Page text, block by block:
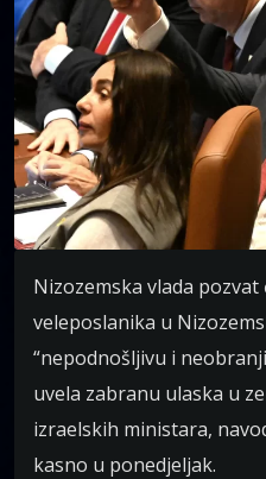
Nizozemska vlada
veleposlanika u
“nepodnošljivu i
uvela zabranu ulaska u
izraelskih ministara,
kasno u ponedjeljak.